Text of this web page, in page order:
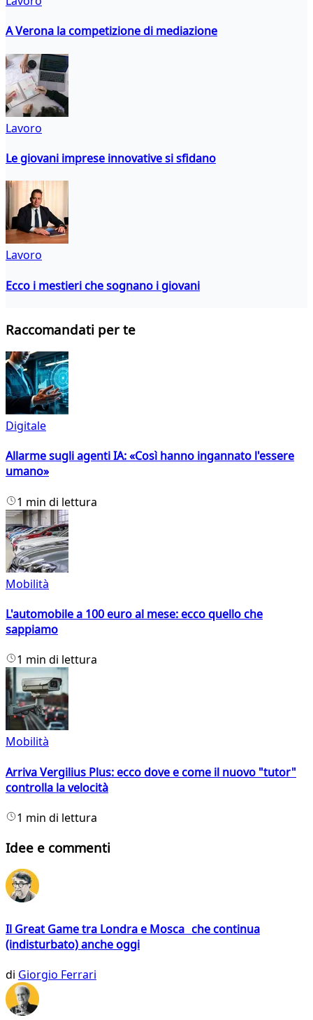
A Verona la competizione di mediazione
Lavoro
Le giovani imprese innovative si sfidano
Lavoro
Ecco i mestieri che sognano i giovani
Raccomandati per te
Digitale
Allarme sugli agenti IA: «Così hanno ingannato l'essere
umano»
1 min di lettura
Mobilità
L'automobile a 100 euro al mese: ecco quello che
sappiamo
1 min di lettura
Mobilità
Arriva Vergilius Plus: ecco dove e come il nuovo "tutor"
controlla la velocità
1 min di lettura
Idee e commenti
Il Great Game tra Londra e Mosca che continua
(indisturbato) anche oggi
di Giorgio Ferrari